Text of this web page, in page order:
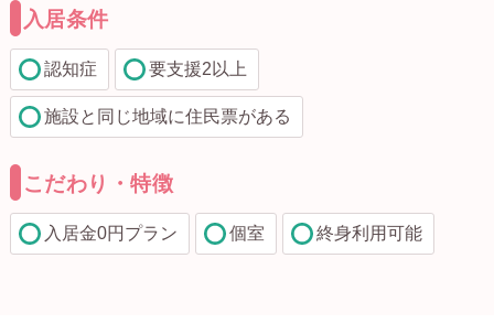
入居条件
認知症 要支援2以上
施設と同じ地域に住民票がある
こだわり・特徴
入居金0円プラン 個室 終身利用可能